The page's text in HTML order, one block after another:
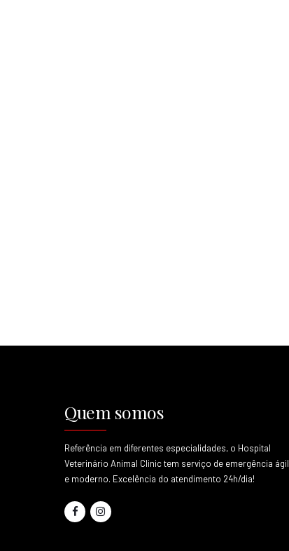
Quem somos
Referência em diferentes especialidades, o Hospital
Veterinário Animal Clinic tem serviço de emergência ágil
e moderno. Excelência do atendimento 24h/dia!